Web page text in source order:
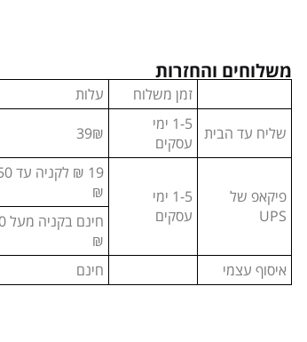
משלוחים והחזרות
זמן משלוח
עלות
שליח עד הבית
1-5 ימי
עסקים
39₪
פיקאפ של
UPS
1-5 ימי
עסקים
19 ₪
₪
₪
איסוף עצמי
חינם